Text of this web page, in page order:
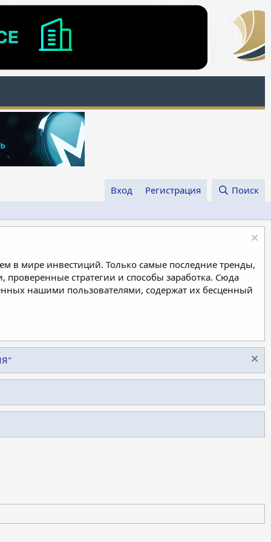
Вход Регистрация Поиск
в мире инвестиций. Только самые последние тренды,
стратегии и способы заработка. Сюда
нашими пользователями, содержат их бесценный